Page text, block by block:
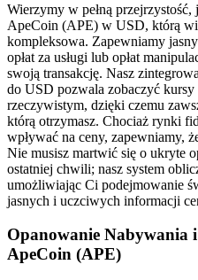
Wierzymy w pełną
ApeCoin (APE) w USD, którą
kompleksowa. Zapewniamy
opłat za usługi lub opłat
swoją transakcję. Nasz
do USD pozwala zobaczyć
rzeczywistym, dzięki czemu
którą otrzymasz. Chociaż rynki
wpływać na ceny, zapewniamy,
Nie musisz martwić się o ukryte
ostatniej chwili; nasz system
umożliwiając Ci podejmowanie
jasnych i uczciwych informacji
Opanowanie Nabywania
ApeCoin (APE)